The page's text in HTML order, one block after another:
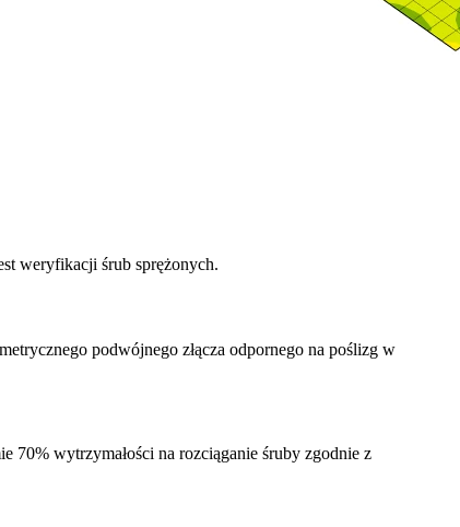
weryfikacji śrub sprężonych.
podwójnego złącza odpornego na poślizg w
70% wytrzymałości na rozciąganie śruby zgodnie z